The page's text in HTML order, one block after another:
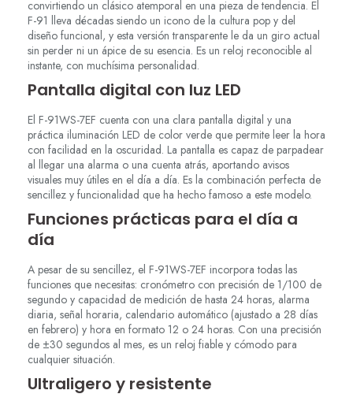
convirtiendo un clásico atemporal en una pieza de tendencia. El
F-91 lleva décadas siendo un icono de la cultura pop y del
diseño funcional, y esta versión transparente le da un giro actual
sin perder ni un ápice de su esencia. Es un reloj reconocible al
instante, con muchísima personalidad.
Pantalla digital con luz LED
El F-91WS-7EF cuenta con una clara pantalla digital y una
práctica iluminación LED de color verde que permite leer la hora
con facilidad en la oscuridad. La pantalla es capaz de parpadear
al llegar una alarma o una cuenta atrás, aportando avisos
visuales muy útiles en el día a día. Es la combinación perfecta de
sencillez y funcionalidad que ha hecho famoso a este modelo.
Funciones prácticas para el día a
día
A pesar de su sencillez, el F-91WS-7EF incorpora todas las
funciones que necesitas: cronómetro con precisión de 1/100 de
segundo y capacidad de medición de hasta 24 horas, alarma
diaria, señal horaria, calendario automático (ajustado a 28 días
en febrero) y hora en formato 12 o 24 horas. Con una precisión
de ±30 segundos al mes, es un reloj fiable y cómodo para
cualquier situación.
Ultraligero y resistente